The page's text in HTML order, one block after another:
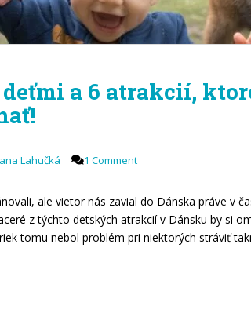
deťmi a 6 atrakcií,
Lahučká 1 Comment
ale vietor nás zavial do Dánska práve v
z týchto detských atrakcií v Dánsku by si
tomu nebol problém pri niektorých stráviť